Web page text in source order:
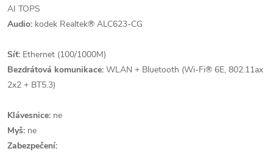
AI TOPS
Audio: kodek Realtek® ALC623-CG
Síť: Ethernet (100/1000M)
Bezdrátová komunikace: WLAN + Bluetooth (Wi-Fi® 6E, 802.11ax
2x2 + BT5.3)
Klávesnice: ne
Myš: ne
Zabezpečení: